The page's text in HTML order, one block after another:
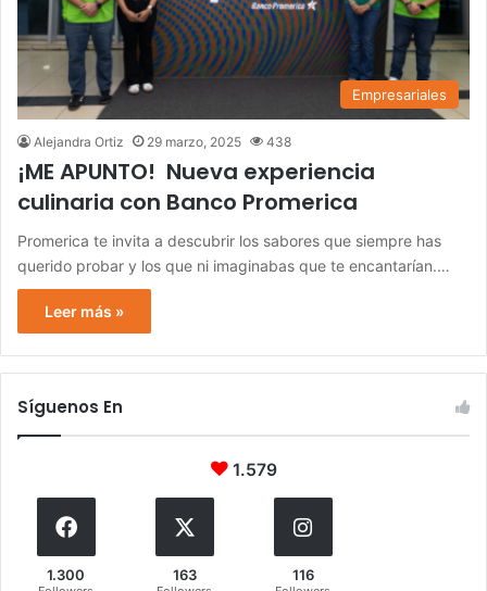
Empresariales
Alejandra Ortiz 29 marzo, 2025 438
¡ME APUNTO! Nueva experiencia
culinaria con Banco Promerica
Promerica te invita a descubrir los sabores que siempre has
querido probar y los que ni imaginabas que te encantarían.…
Leer más »
Síguenos En
1.579
1.300 163 116